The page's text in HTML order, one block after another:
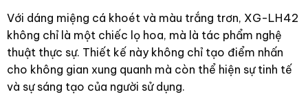
Với dáng miệng cá khoét và màu trắng trơn, XG-LH42
không chỉ là một chiếc lọ hoa, mà là tác phẩm nghệ
thuật thực sự. Thiết kế này không chỉ tạo điểm nhấn
cho không gian xung quanh mà còn thể hiện sự tinh tế
và sự sáng tạo của người sử dụng.